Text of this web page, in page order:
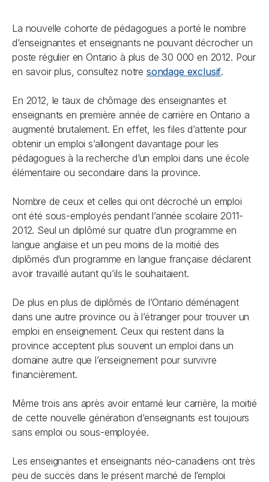
La nouvelle cohorte de pédagogues a porté le nombre
d’enseignantes et enseignants ne pouvant décrocher un
poste régulier en Ontario à plus de 30 000 en 2012. Pour
en savoir plus, consultez notre sondage exclusif.
En 2012, le taux de chômage des enseignantes et
enseignants en première année de carrière en Ontario a
augmenté brutalement. En effet, les files d’attente pour
obtenir un emploi s’allongent davantage pour les
pédagogues à la recherche d’un emploi dans une école
élémentaire ou secondaire dans la province.
Nombre de ceux et celles qui ont décroché un emploi
ont été sous-employés pendant l’année scolaire 2011-
2012. Seul un diplômé sur quatre d’un programme en
langue anglaise et un peu moins de la moitié des
diplômés d’un programme en langue française déclarent
avoir travaillé autant qu’ils le souhaitaient.
De plus en plus de diplômés de l’Ontario déménagent
dans une autre province ou à l’étranger pour trouver un
emploi en enseignement. Ceux qui restent dans la
province acceptent plus souvent un emploi dans un
domaine autre que l’enseignement pour survivre
financièrement.
Même trois ans après avoir entamé leur carrière, la moitié
de cette nouvelle génération d’enseignants est toujours
sans emploi ou sous-employée.
Les enseignantes et enseignants néo-canadiens ont très
peu de succès dans le présent marché de l’emploi